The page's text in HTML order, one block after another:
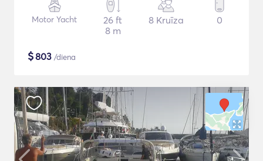
Motor Yacht
26 ft
8 m
8 Kruīza 0
$803 /diena